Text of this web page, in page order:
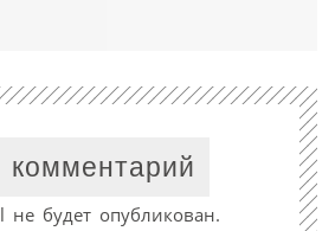
комментарий
не будет опубликован.